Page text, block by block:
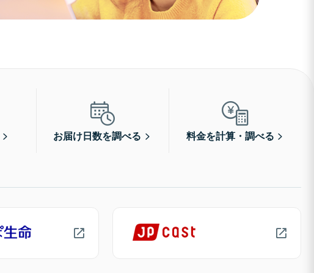
お届け日数を調べる 料金を計算・調べる